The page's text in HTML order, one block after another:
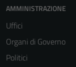
AMMINISTRAZIONE
Uffici
Organi di Governo
Politici